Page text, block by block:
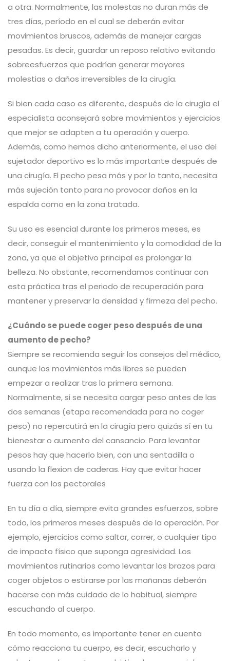
a otra. Normalmente, las molestas no duran más de
tres días, período en el cual se deberán evitar
movimientos bruscos, además de manejar cargas
pesadas. Es decir, guardar un reposo relativo evitando
sobreesfuerzos que podrían generar mayores
molestias o daños irreversibles de la cirugía.
Si bien cada caso es diferente, después de la cirugía el
especialista aconsejará sobre movimientos y ejercicios
que mejor se adapten a tu operación y cuerpo.
Además, como hemos dicho anteriormente, el uso del
sujetador deportivo es lo más importante después de
una cirugía. El pecho pesa más y por lo tanto, necesita
más sujeción tanto para no provocar daños en la
espalda como en la zona tratada.
Su uso es esencial durante los primeros meses, es
decir, conseguir el mantenimiento y la comodidad de la
zona, ya que el objetivo principal es prolongar la
belleza. No obstante, recomendamos continuar con
esta práctica tras el periodo de recuperación para
mantener y preservar la densidad y firmeza del pecho.
¿Cuándo se puede coger peso después de una
aumento de pecho?
Siempre se recomienda seguir los consejos del médico,
aunque los movimientos más libres se pueden
empezar a realizar tras la primera semana.
Normalmente, si se necesita cargar peso antes de las
dos semanas (etapa recomendada para no coger
peso) no repercutirá en la cirugía pero quizás sí en tu
bienestar o aumento del cansancio. Para levantar
pesos hay que hacerlo bien, con una sentadilla o
usando la flexion de caderas. Hay que evitar hacer
fuerza con los pectorales
En tu día a día, siempre evita grandes esfuerzos, sobre
todo, los primeros meses después de la operación. Por
ejemplo, ejercicios como saltar, correr, o cualquier tipo
de impacto físico que suponga agresividad. Los
movimientos rutinarios como levantar los brazos para
coger objetos o estirarse por las mañanas deberán
hacerse con más cuidado de lo habitual, siempre
escuchando al cuerpo.
En todo momento, es importante tener en cuenta
cómo reacciona tu cuerpo, es decir, escucharlo y